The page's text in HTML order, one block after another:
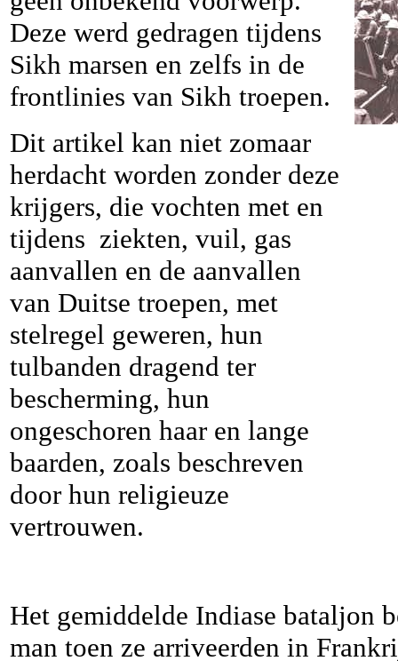
Deze werd gedragen tijdens
Sikh marsen en zelfs in de
frontlinies van Sikh troepen.
Dit artikel kan niet zomaar
herdacht worden zonder deze
krijgers, die vochten met en
tijdens ziekten, vuil, gas
aanvallen en de aanvallen
van Duitse troepen, met
stelregel geweren, hun
tulbanden dragend ter
bescherming, hun
ongeschoren haar en lange
baarden, zoals beschreven
door hun religieuze
vertrouwen.
Het gemiddelde Indiase bataljon
man toen ze arriveerden in